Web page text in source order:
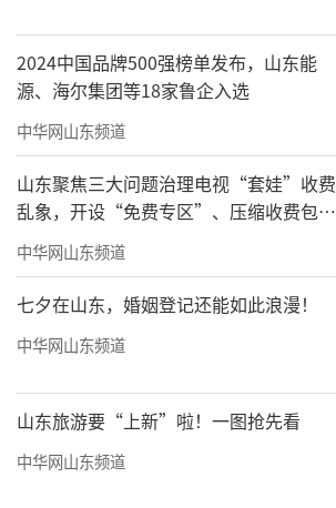
2024中国品牌500强榜单发布，山东能
源、海尔集团等18家鲁企入选
中华网山东频道
山东聚焦三大问题治理电视“套娃”收费
乱象，开设“免费专区”、压缩收费包比
例70%以上
中华网山东频道
七夕在山东，婚姻登记还能如此浪漫！
中华网山东频道
山东旅游要“上新”啦！一图抢先看
中华网山东频道